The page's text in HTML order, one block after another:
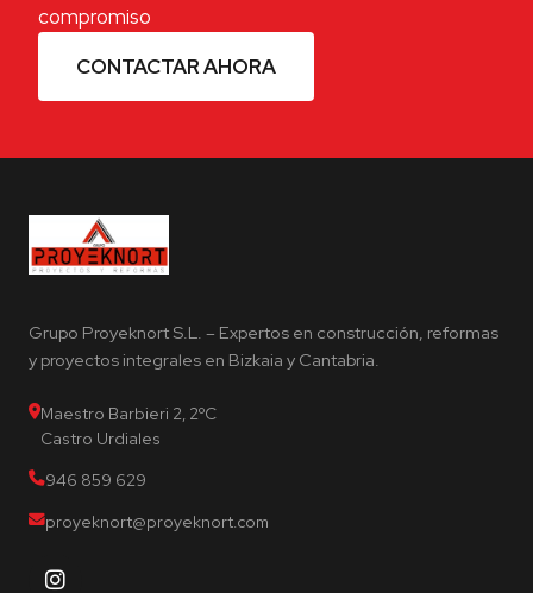
compromiso
CONTACTAR AHORA
Grupo Proyeknort S.L. – Expertos en construcción, reformas
y proyectos integrales en Bizkaia y Cantabria.
Maestro Barbieri 2, 2ºC
Castro Urdiales
946 859 629
proyeknort@proyeknort.com